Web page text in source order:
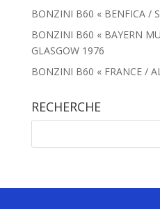
BONZINI B60 « BENFICA /
BONZINI B60 « BAYERN
GLASGOW 1976
BONZINI B60 « FRANCE /
RECHERCHE